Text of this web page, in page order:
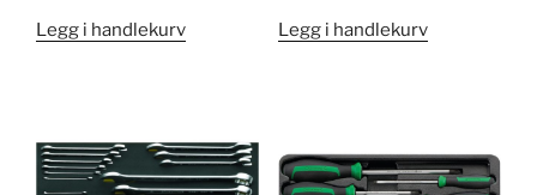
Legg i handlekurv
Legg i handlekurv